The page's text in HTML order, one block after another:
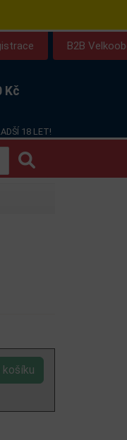
B2B
Kč
18 LET!